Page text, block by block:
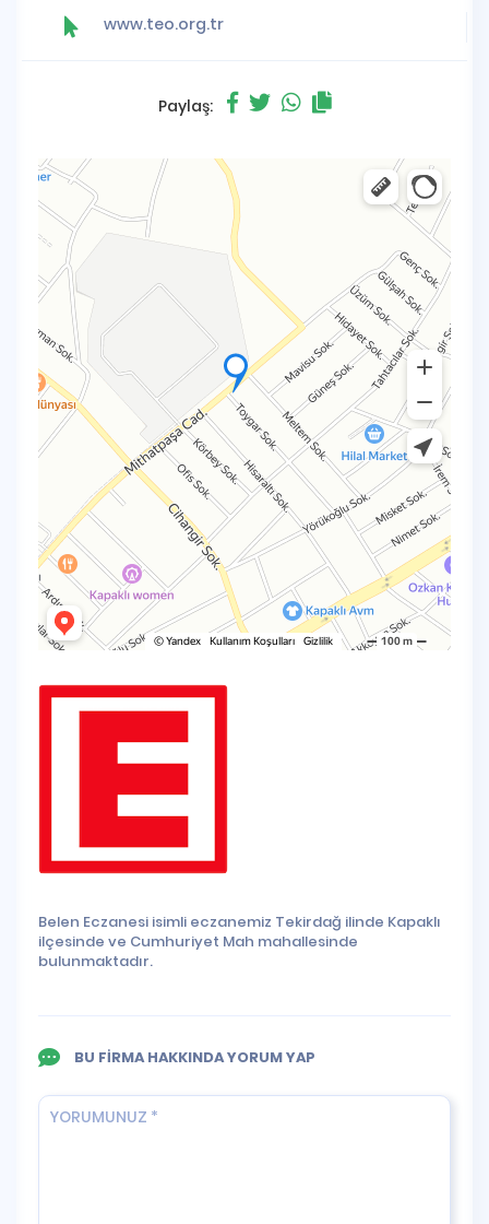
www.teo.org.tr
Paylaş:
Belen Eczanesi isimli eczanemiz Tekirdağ ilinde Kapaklı
ilçesinde ve Cumhuriyet Mah mahallesinde
bulunmaktadır.
BU FİRMA HAKKINDA YORUM YAP